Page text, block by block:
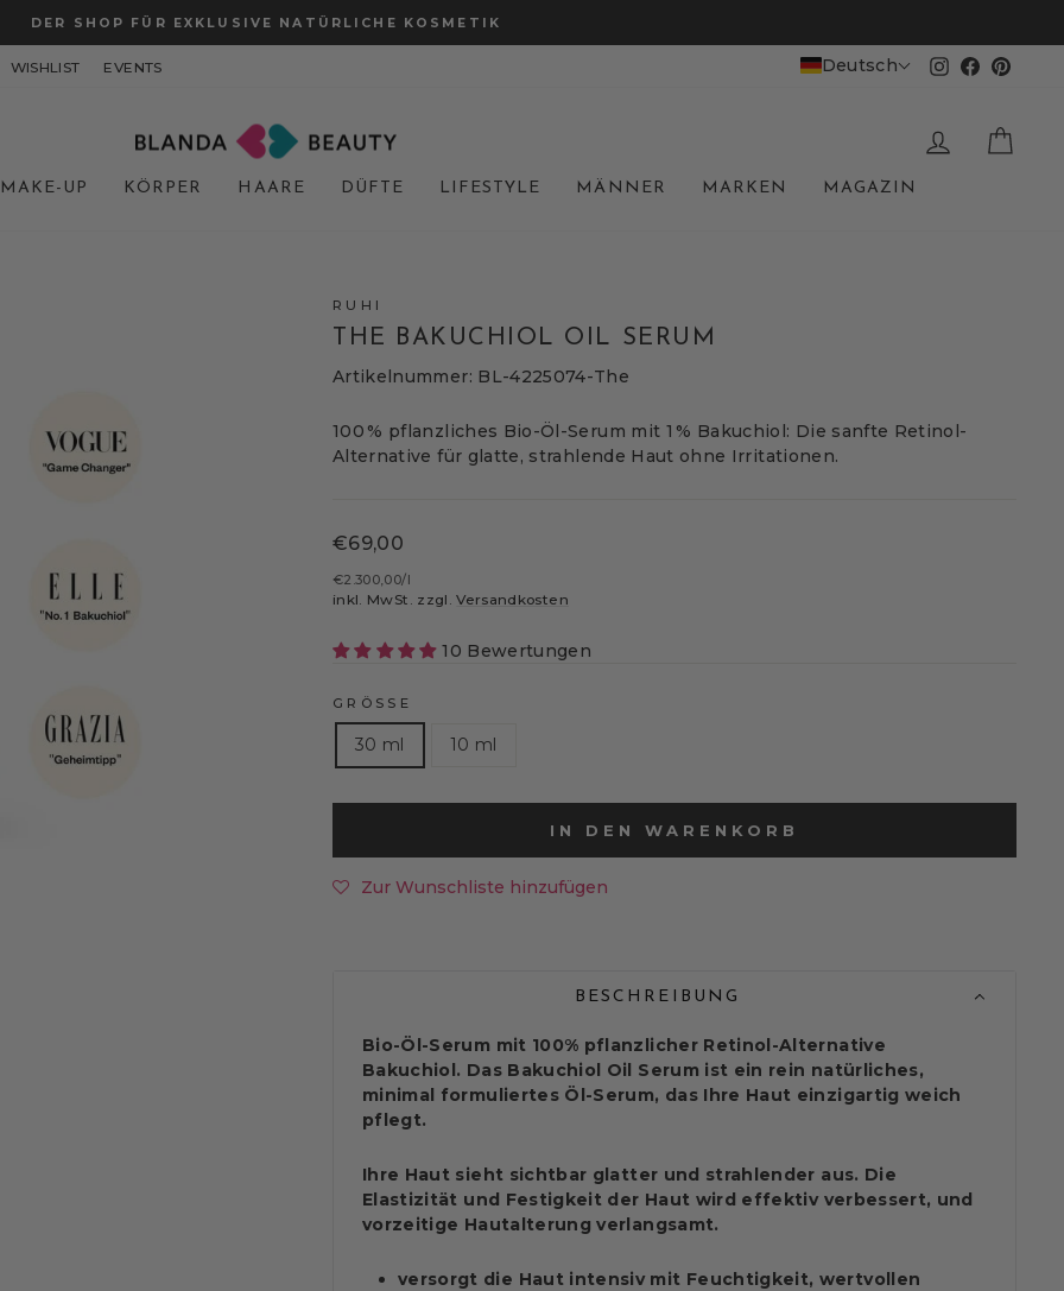
Pause
DER SHOP FÜR EXKLUSIVE NATÜRLICHE KOSMETIK
WISHLIST EVENTS Deutsch Instagram
Facebook
MAKE-UP KÖRPER HAARE DÜFTE LIFESTYLE MÄNNER MARKEN MAGAZIN
RUHI
THE BAKUCHIOL OIL SERUM
Artikelnummer: BL-4225074-The
100 % pflanzliches Bio-Öl-Serum mit 1 % Bakuchiol: Die sanfte Retinol-
Alternative für glatte, strahlende Haut ohne Irritationen.
Normaler
€69,00
€2.300,00/l
inkl. MwSt. zzgl.Versandkosten
10 Bewertungen
GRÖSSE
30 ml 10 ml
IN DEN WARENKORB
Zur Wunschliste hinzufügen
BESCHREIBUNG
Bio-Öl-Serum mit 100% pflanzlicher Retinol-Alternative
Bakuchiol. Das Bakuchiol Oil Serum ist ein rein natürliches,
minimal formuliertes Öl-Serum, das Ihre Haut einzigartig weich
pflegt.
Ihre Haut sieht sichtbar glatter und strahlender aus. Die
Elastizität und Festigkeit der Haut wird effektiv verbessert, und
vorzeitige Hautalterung verlangsamt.
versorgt die Haut intensiv mit Feuchtigkeit, wertvollen